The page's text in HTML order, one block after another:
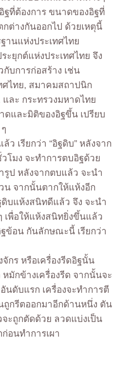
ที่ต้องการ ขนาดของอิฐที่
ต่างกันออกไป ด้วยเหตุนี้
านแห่งประเทศไทย
ยุกต์แห่งประเทศไทย จึง
บการก่อสร้าง เช่น
ศไทย, สมาคมสถาปนิก
ละ กระทรวงมหาดไทย
และมิติของอิฐขึ้น เปรียบ
เรียกว่า “อิฐดิบ” หลังจาก
โมง จะทำการตบอิฐด้วย
รูป หลังจากตบแล้ว จะนำ
น จากนั้นตากให้แห้งอีก
บแห้งสนิทดีแล้ว จึง จะนำ
เพื่อให้แห้งสนิทยิ่งขึ้นแล้ว
ฐข้อน กันลักษณะนี้ เรียกว่า
กร หรือเครื่องรีดอิฐนั้น
มักข้างเครื่องรีด จากนั้นจะ
นดับแรก เครื่องจะทำการตี
ถูกรีตออกมาอีกด้านหนึ่ง ตัน
ะถูกตัดด้วย ลวดแบ่งเป็น
อนทำการเผา